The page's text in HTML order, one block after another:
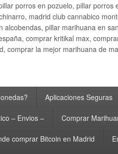
porros en pozuelo, pillar
madrid club cannabico
alcobendas, pillar marihuana en
comprar kritikal max,
comprar la mejor marihuana de
Aplicaciones Seguras
– Envios – Comprar
comprar Bitcoin en Madrid